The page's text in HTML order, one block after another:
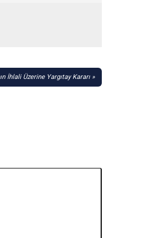
İhlali Üzerine Yargıtay Kararı